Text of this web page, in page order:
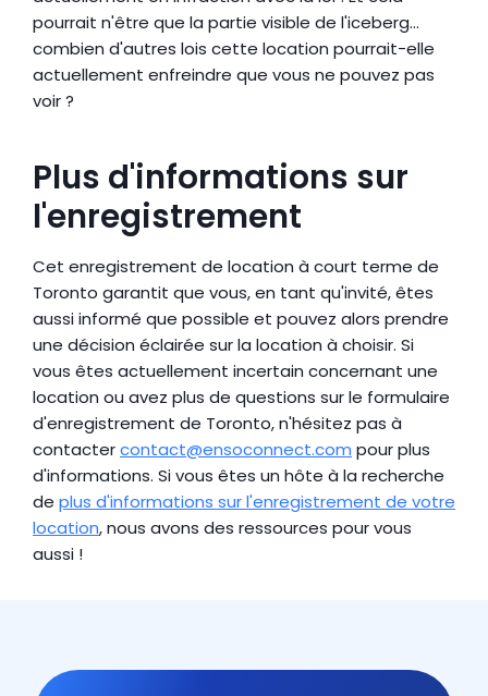
pourrait n'être que la partie visible de l'iceberg…
combien d'autres lois cette location pourrait-elle
actuellement enfreindre que vous ne pouvez pas
voir ?
Plus d'informations sur
l'enregistrement
Cet enregistrement de location à court terme de
Toronto garantit que vous, en tant qu'invité, êtes
aussi informé que possible et pouvez alors prendre
une décision éclairée sur la location à choisir. Si
vous êtes actuellement incertain concernant une
location ou avez plus de questions sur le formulaire
d'enregistrement de Toronto, n'hésitez pas à
contacter contact@ensoconnect.com pour plus
d'informations. Si vous êtes un hôte à la recherche
de plus d'informations sur l'enregistrement de votre
location, nous avons des ressources pour vous
aussi !